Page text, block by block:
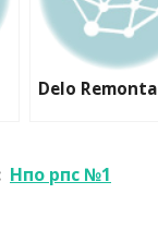
Delo Remonta
Нпо рпс №1